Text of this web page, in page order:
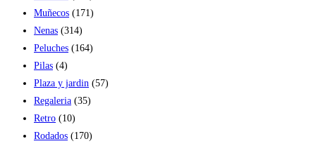
Muñecos (171)
Nenas (314)
Peluches (164)
Pilas (4)
Plaza y jardin (57)
Regaleria (35)
Retro (10)
Rodados (170)